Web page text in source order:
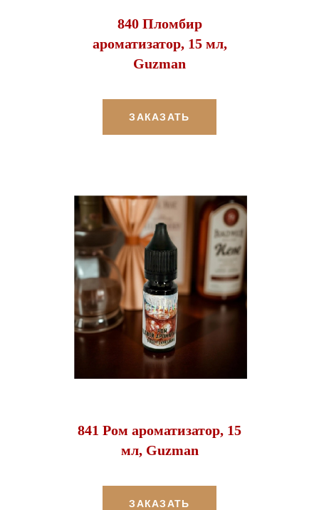
840 Пломбир
ароматизатор, 15 мл,
Guzman
ЗАКАЗАТЬ
841 Ром ароматизатор, 15
мл, Guzman
ЗАКАЗАТЬ